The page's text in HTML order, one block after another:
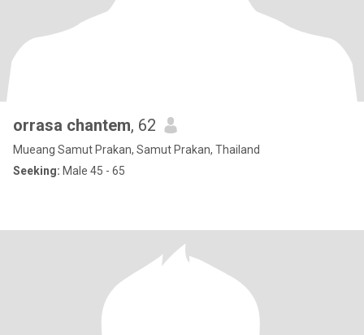
orrasa chantem, 62
Mueang Samut Prakan, Samut Prakan, Thailand
Seeking: Male 45 - 65